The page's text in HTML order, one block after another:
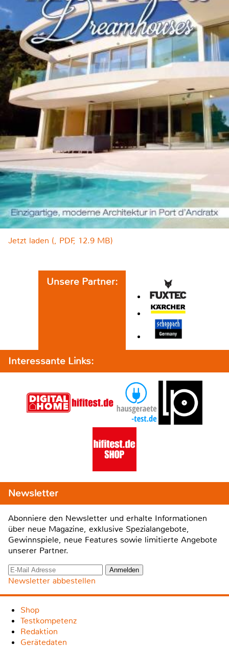
Jetzt laden (, PDF, 12.9 MB)
Unsere Partner:
Interessante Links:
Newsletter
Abonniere den Newsletter und erhalte Informationen
über neue Magazine, exklusive Spezialangebote,
Gewinnspiele, neue Features sowie limitierte Angebote
unserer Partner.
Newsletter abbestellen
Shop
Testkompetenz
Redaktion
Gerätedaten